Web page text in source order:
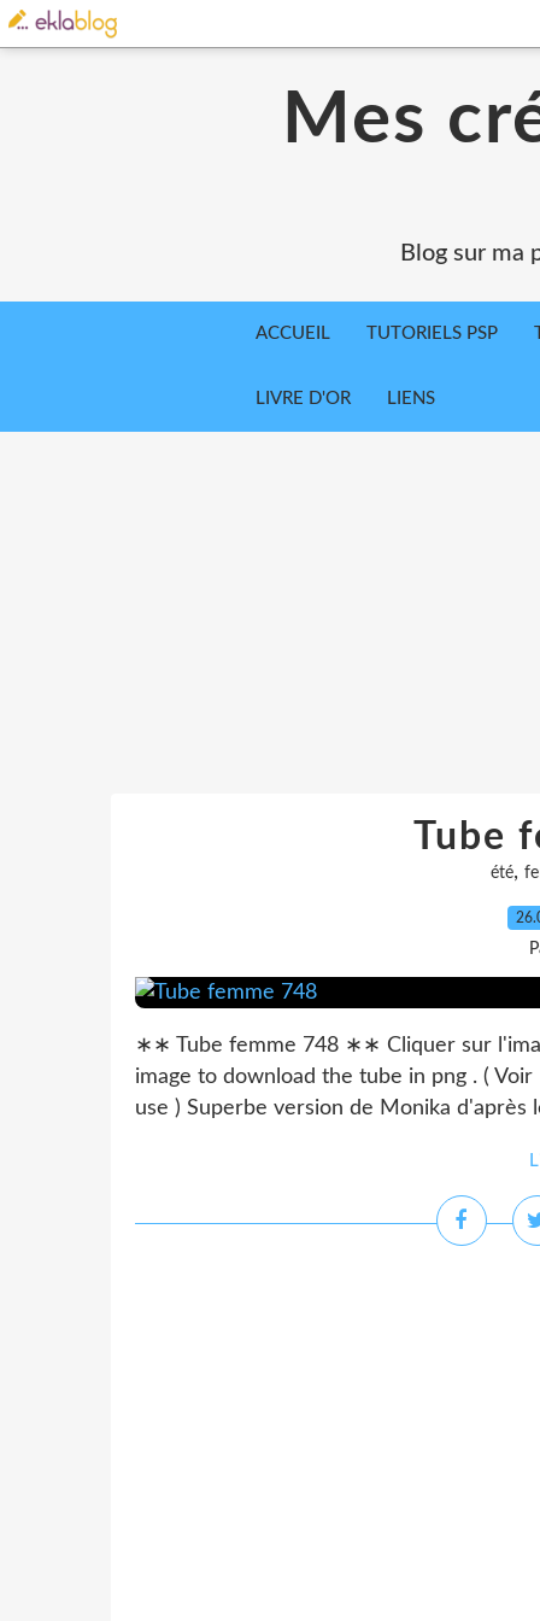
Mes
Blog sur ma
ACCUEIL TUTORIELS PSP
LIVRE D'OR LIENS
Tube
été,
∗∗ Tube femme 748 ∗∗ Cliquer sur
image to download the tube in png . (
use ) Superbe version de Monika d'après